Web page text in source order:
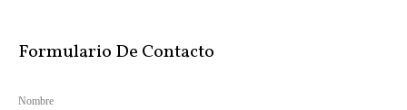
Formulario De Contacto
Nombre